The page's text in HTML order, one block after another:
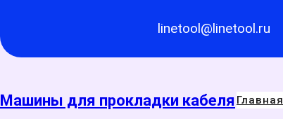
содержимому
linetool@linetool.ru
Машины для прокладки кабеля Главная